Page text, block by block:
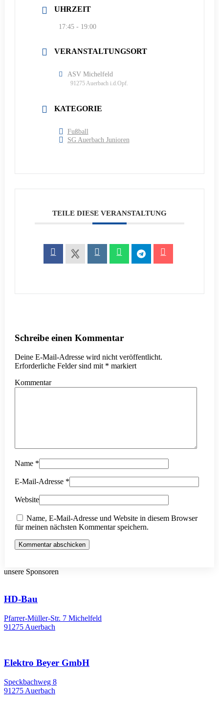
UHRZEIT
17:45 - 19:00
VERANSTALTUNGSORT
ASV Michelfeld
91275 Auerbach i.d.Opf.
KATEGORIE
Fußball
SG Auerbach Junioren
TEILE DIESE VERANSTALTUNG
Schreibe einen Kommentar
Deine E-Mail-Adresse wird nicht veröffentlicht.
Erforderliche Felder sind mit * markiert
Kommentar
Name *
E-Mail-Adresse *
Website
Name, E-Mail-Adresse und Website in diesem Browser
für meinen nächsten Kommentar speichern.
Kommentar abschicken
unsere Sponsoren
HD-Bau
Pfarrer-Müller-Str. 7 Michelfeld
91275 Auerbach
Elektro Beyer GmbH
Speckbachweg 8
91275 Auerbach